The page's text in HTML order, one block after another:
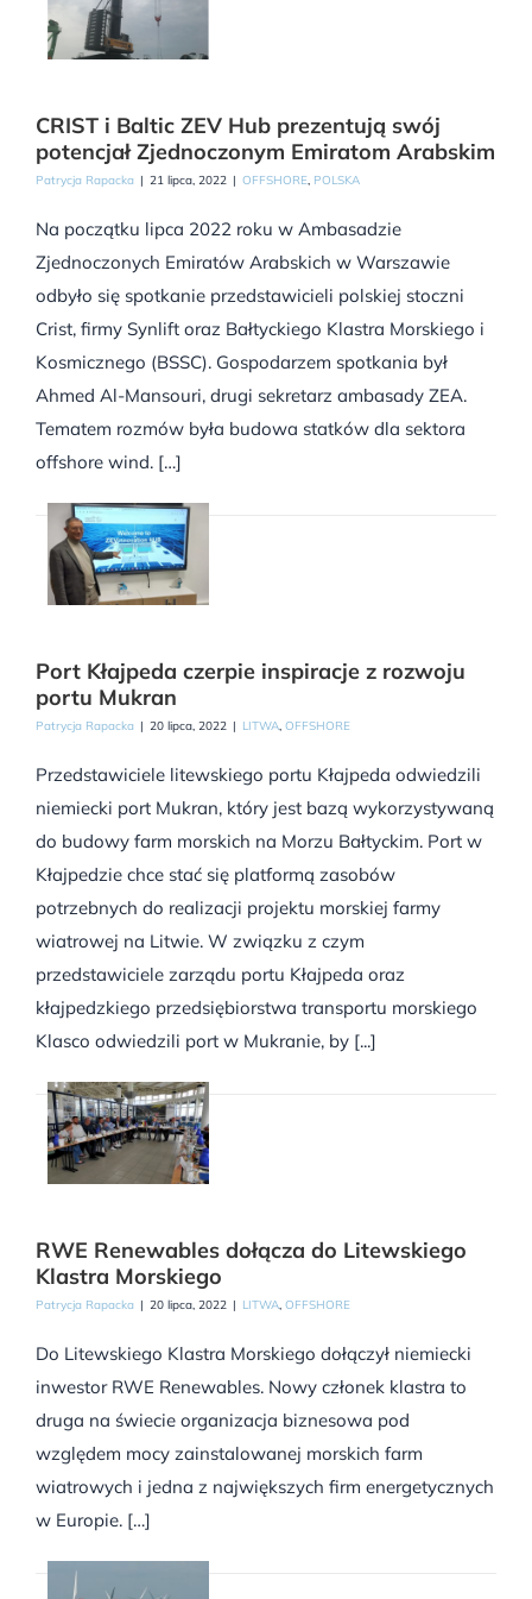
CRIST i Baltic ZEV Hub prezentują swój
potencjał Zjednoczonym Emiratom Arabskim
Patrycja Rapacka | 21 lipca, 2022 | OFFSHORE, POLSKA
Na początku lipca 2022 roku w Ambasadzie
Zjednoczonych Emiratów Arabskich w Warszawie
odbyło się spotkanie przedstawicieli polskiej stoczni
Crist, firmy Synlift oraz Bałtyckiego Klastra Morskiego i
Kosmicznego (BSSC). Gospodarzem spotkania był
Ahmed Al-Mansouri, drugi sekretarz ambasady ZEA.
Tematem rozmów była budowa statków dla sektora
offshore wind. […]
Port Kłajpeda czerpie inspiracje z rozwoju
portu Mukran
Patrycja Rapacka | 20 lipca, 2022 | LITWA, OFFSHORE
Przedstawiciele litewskiego portu Kłajpeda odwiedzili
niemiecki port Mukran, który jest bazą wykorzystywaną
do budowy farm morskich na Morzu Bałtyckim. Port w
Kłajpedzie chce stać się platformą zasobów
potrzebnych do realizacji projektu morskiej farmy
wiatrowej na Litwie. W związku z czym
przedstawiciele zarządu portu Kłajpeda oraz
kłajpedzkiego przedsiębiorstwa transportu morskiego
Klasco odwiedzili port w Mukranie, by [...]
RWE Renewables dołącza do Litewskiego
Klastra Morskiego
Patrycja Rapacka | 20 lipca, 2022 | LITWA, OFFSHORE
Do Litewskiego Klastra Morskiego dołączył niemiecki
inwestor RWE Renewables. Nowy członek klastra to
druga na świecie organizacja biznesowa pod
względem mocy zainstalowanej morskich farm
wiatrowych i jedna z największych firm energetycznych
w Europie. […]